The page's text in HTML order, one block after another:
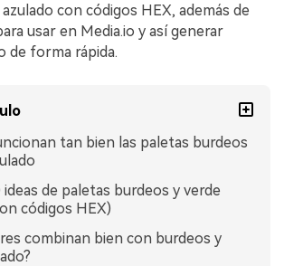
con códigos HEX, además de
usar en Media.io y así generar
de forma rápida.
tan bien las paletas burdeos
ideas de paletas burdeos y verde
códigos HEX)
combinan bien con burdeos y